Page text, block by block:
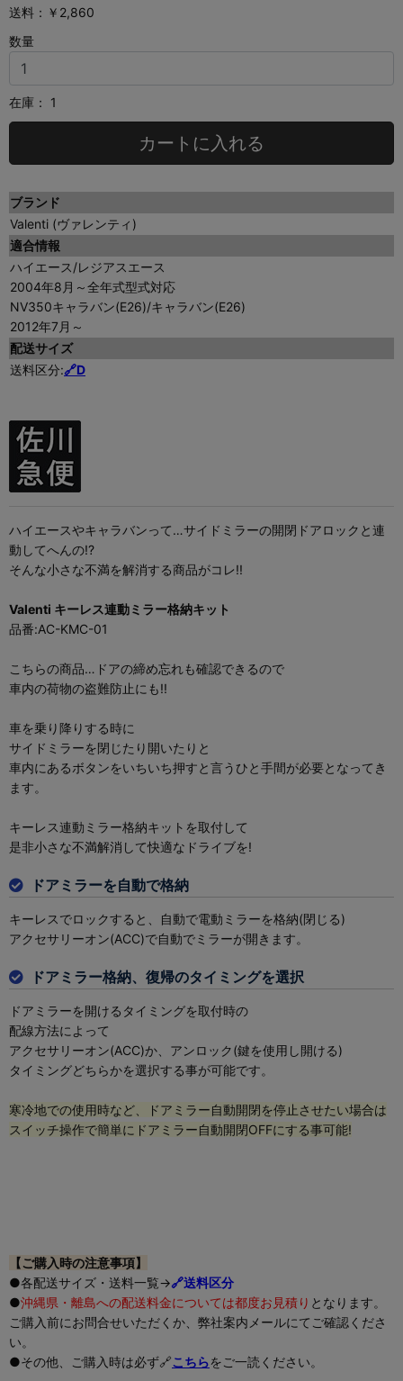
送料：￥2,860
数量
在庫： 1
カートに入れる
ブランド
Valenti (ヴァレンティ)
適合情報
ハイエース/レジアスエース
2004年8月～全年式型式対応
NV350キャラバン(E26)/キャラバン(E26)
2012年7月～
配送サイズ
送料区分:🔗D
ハイエースやキャラバンって…サイドミラーの開閉ドアロックと連
動してへんの!?
そんな小さな不満を解消する商品がコレ!!
Valenti キーレス連動ミラー格納キット
品番:AC-KMC-01
こちらの商品…ドアの締め忘れも確認できるので
車内の荷物の盗難防止にも!!
車を乗り降りする時に
サイドミラーを閉じたり開いたりと
車内にあるボタンをいちいち押すと言うひと手間が必要となってき
ます。
キーレス連動ミラー格納キットを取付して
是非小さな不満解消して快適なドライブを!
ドアミラーを自動で格納
キーレスでロックすると、自動で電動ミラーを格納(閉じる)
アクセサリーオン(ACC)で自動でミラーが開きます。
ドアミラー格納、復帰のタイミングを選択
ドアミラーを開けるタイミングを取付時の
配線方法によって
アクセサリーオン(ACC)か、アンロック(鍵を使用し開ける)
タイミングどちらかを選択する事が可能です。
寒冷地での使用時など、ドアミラー自動開閉を停止させたい場合は
スイッチ操作で簡単にドアミラー自動開閉OFFにする事可能!
【ご購入時の注意事項】
●各配送サイズ・送料一覧→🔗送料区分
●沖縄県・離島への配送料金については都度お見積り となります。
ご購入前にお問合せいただくか、弊社案内メールにてご確認くださ
い。
●その他、ご購入時は必ず🔗こちらをご一読ください。